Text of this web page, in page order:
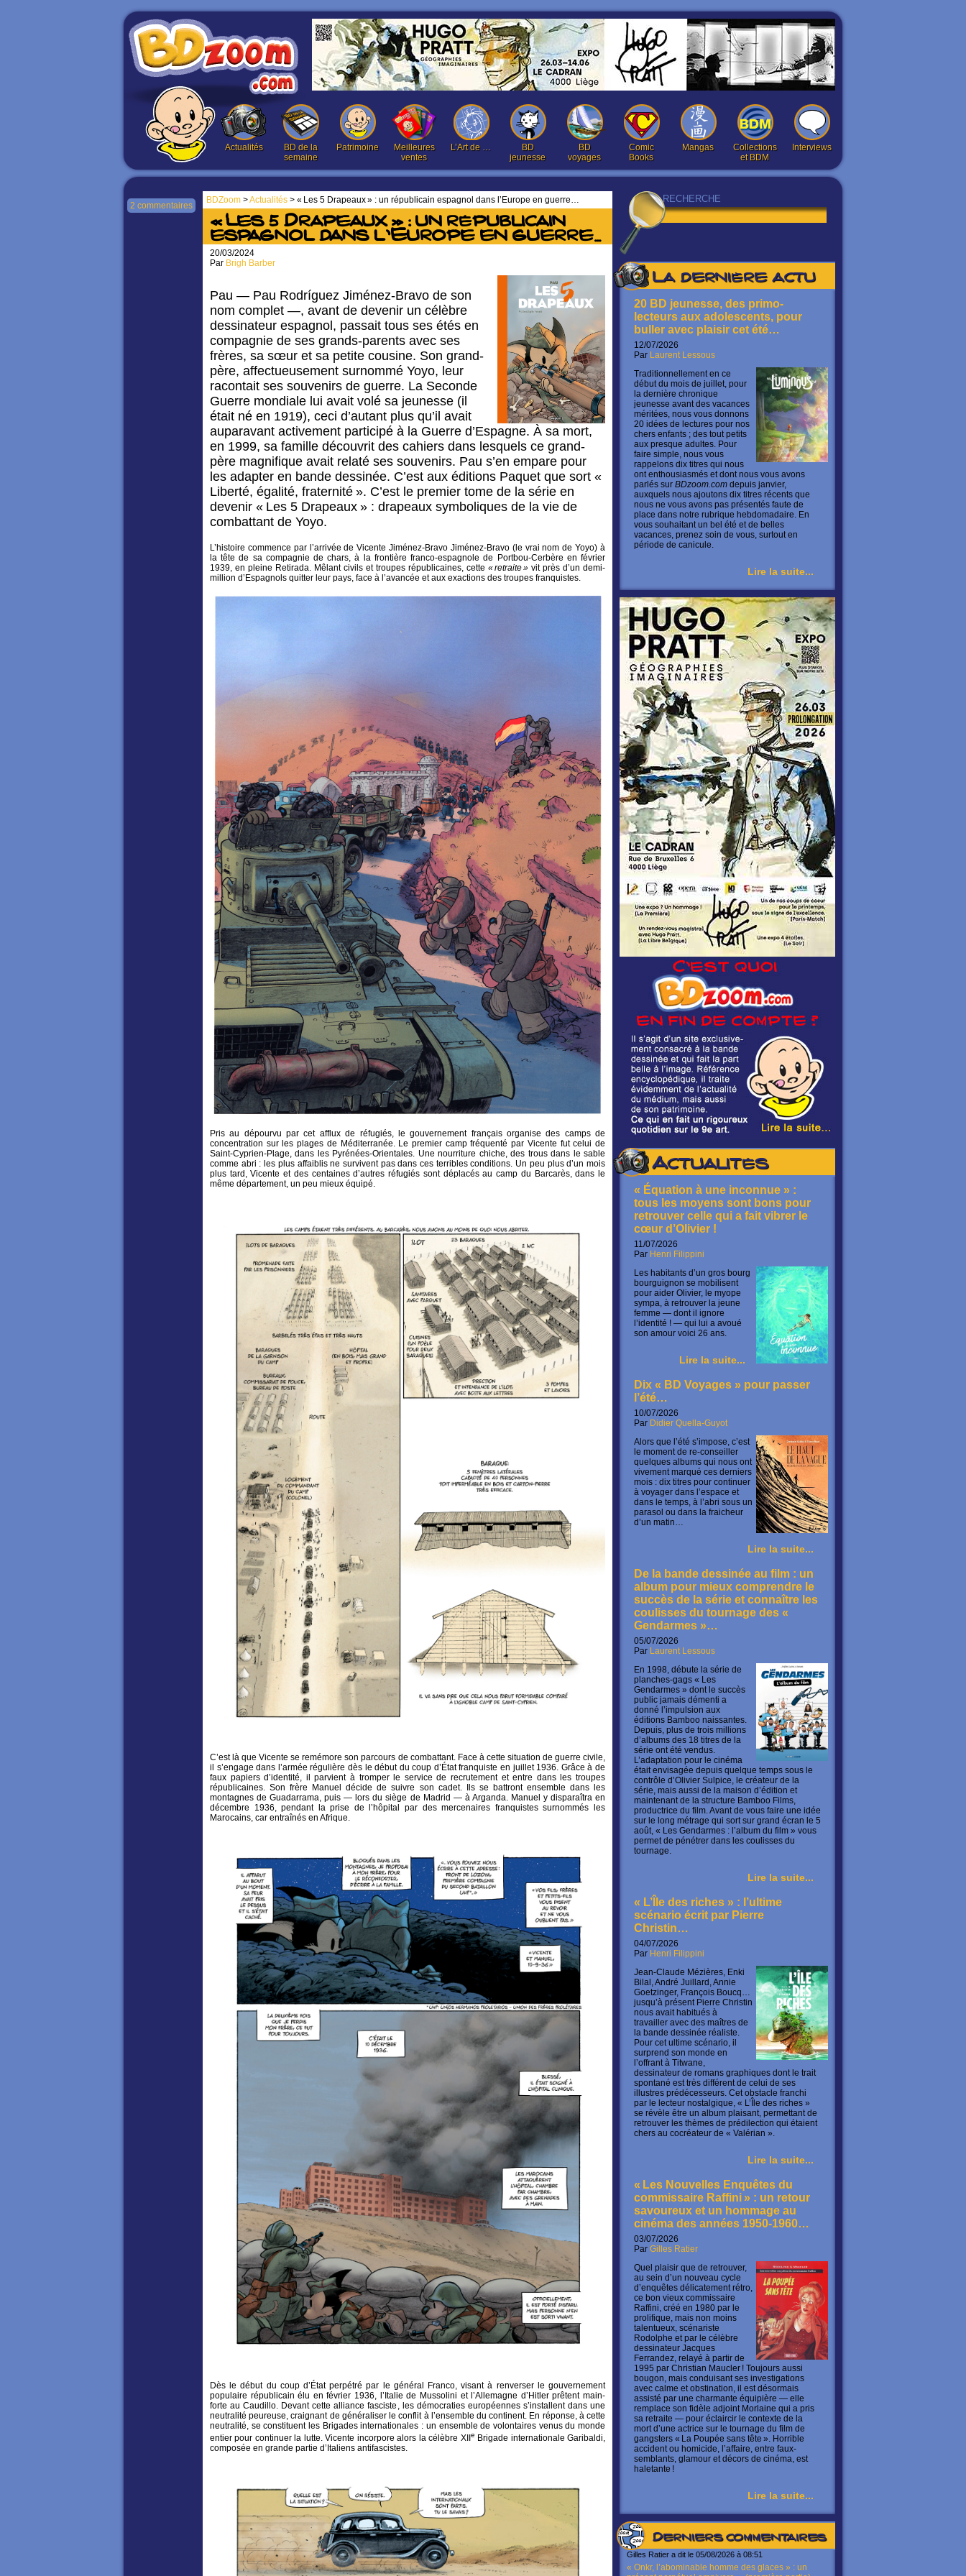
Actualités
BD de la
semaine
Patrimoine
Meilleures
ventes
L’Art de …
BD
jeunesse
BD
voyages
Comic
Books
Mangas
Collections
et BDM
Interviews
La dernière actu
20 BD jeunesse, des primo-
lecteurs aux adolescents, pour
buller avec plaisir cet été…
12/07/2026
Par Laurent Lessous
Traditionnellement en ce
début du mois de juillet, pour
la dernière chronique
jeunesse avant des vacances
méritées, nous vous donnons
20 idées de lectures pour nos
chers enfants ; des tout petits
aux presque adultes. Pour
faire simple, nous vous
rappelons dix titres qui nous
ont enthousiasmés et dont nous vous avons
parlés sur BDzoom.com depuis janvier,
auxquels nous ajoutons dix titres récents que
nous ne vous avons pas présentés faute de
place dans notre rubrique hebdomadaire. En
vous souhaitant un bel été et de belles
vacances, prenez soin de vous, surtout en
période de canicule.
Lire la suite...
Actualités
« Équation à une inconnue » :
tous les moyens sont bons pour
retrouver celle qui a fait vibrer le
cœur d’Olivier !
11/07/2026
Par Henri Filippini
Les habitants d’un gros bourg
bourguignon se mobilisent
pour aider Olivier, le myope
sympa, à retrouver la jeune
femme — dont il ignore
l’identité ! — qui lui a avoué
son amour voici 26 ans.
Lire la suite...
Dix « BD Voyages » pour passer
l’été…
10/07/2026
Par Didier Quella-Guyot
Alors que l’été s’impose, c’est
le moment de re-conseiller
quelques albums qui nous ont
vivement marqué ces derniers
mois : dix titres pour continuer
à voyager dans l’espace et
dans le temps, à l’abri sous un
parasol ou dans la fraicheur
d’un matin…
Lire la suite...
De la bande dessinée au film : un
album pour mieux comprendre le
succès de la série et connaître les
coulisses du tournage des «
Gendarmes »…
05/07/2026
Par Laurent Lessous
En 1998, débute la série de
planches-gags « Les
Gendarmes » dont le succès
public jamais démenti a
donné l’impulsion aux
éditions Bamboo naissantes.
Depuis, plus de trois millions
d’albums des 18 titres de la
série ont été vendus.
L’adaptation pour le cinéma
était envisagée depuis quelque temps sous le
contrôle d’Olivier Sulpice, le créateur de la
série, mais aussi de la maison d’édition et
maintenant de la structure Bamboo Films,
productrice du film. Avant de vous faire une idée
sur le long métrage qui sort sur grand écran le 5
août, « Les Gendarmes : l’album du film » vous
permet de pénétrer dans les coulisses du
tournage.
Lire la suite...
« L’Île des riches » : l’ultime
scénario écrit par Pierre
Christin…
04/07/2026
Par Henri Filippini
Jean-Claude Mézières, Enki
Bilal, André Juillard, Annie
Goetzinger, François Boucq…
jusqu’à présent Pierre Christin
nous avait habitués à
travailler avec des maîtres de
la bande dessinée réaliste.
Pour cet ultime scénario, il
surprend son monde en
l’offrant à Titwane,
dessinateur de romans graphiques dont le trait
spontané est très différent de celui de ses
illustres prédécesseurs. Cet obstacle franchi
par le lecteur nostalgique, « L’Île des riches »
se révèle être un album plaisant, permettant de
retrouver les thèmes de prédilection qui étaient
chers au cocréateur de « Valérian ».
Lire la suite...
« Les Nouvelles Enquêtes du
commissaire Raffini » : un retour
savoureux et un hommage au
cinéma des années 1950-1960…
03/07/2026
Par Gilles Ratier
Quel plaisir que de retrouver,
au sein d’un nouveau cycle
d’enquêtes délicatement rétro,
ce bon vieux commissaire
Raffini, créé en 1980 par le
prolifique, mais non moins
talentueux, scénariste
Rodolphe et par le célèbre
dessinateur Jacques
Ferrandez, relayé à partir de
1995 par Christian Maucler ! Toujours aussi
bougon, mais conduisant ses investigations
avec calme et obstination, il est désormais
assisté par une charmante équipière — elle
remplace son fidèle adjoint Morlaine qui a pris
sa retraite — pour éclaircir le contexte de la
mort d’une actrice sur le tournage du film de
gangsters « La Poupée sans tête ». Horrible
accident ou homicide, l’affaire, entre faux-
semblants, glamour et décors de cinéma, est
haletante !
Lire la suite...
Derniers commentaires
Gilles Ratier a dit le 05/08/2026 à 08:51
« Onkr, l’abominable homme des glaces » : un
BDZoom >Actualités > « Les 5 Drapeaux » : un républicain espagnol dans l’Europe en guerre…
2 commentaires
« Les 5 Drapeaux » : un républicain
espagnol dans l’Europe en guerre…
20/03/2024
Par Brigh Barber
Pau — Pau Rodríguez Jiménez-Bravo de son
nom complet —, avant de devenir un célèbre
dessinateur espagnol, passait tous ses étés en
compagnie de ses grands-parents avec ses
frères, sa sœur et sa petite cousine. Son grand-
père, affectueusement surnommé Yoyo, leur
racontait ses souvenirs de guerre. La Seconde
Guerre mondiale lui avait volé sa jeunesse (il
était né en 1919), ceci d’autant plus qu’il avait
auparavant activement participé à la Guerre d’Espagne. À sa mort,
en 1999, sa famille découvrit des cahiers dans lesquels ce grand-
père magnifique avait relaté ses souvenirs. Pau s’en empare pour
les adapter en bande dessinée. C’est aux éditions Paquet que sort «
Liberté, égalité, fraternité ». C’est le premier tome de la série en
devenir « Les 5 Drapeaux » : drapeaux symboliques de la vie de
combattant de Yoyo.
L’histoire commence par l’arrivée de Vicente Jiménez-Bravo Jiménez-Bravo (le vrai nom de Yoyo) à
la tête de sa compagnie de chars, à la frontière franco-espagnole de Portbou-Cerbère en février
1939, en pleine Retirada. Mêlant civils et troupes républicaines, cette « retraite » vit près d’un demi-
million d’Espagnols quitter leur pays, face à l’avancée et aux exactions des troupes franquistes.
Pris au dépourvu par cet afflux de réfugiés, le gouvernement français organise des camps de
concentration sur les plages de Méditerranée. Le premier camp fréquenté par Vicente fut celui de
Saint-Cyprien-Plage, dans les Pyrénées-Orientales. Une nourriture chiche, des trous dans le sable
comme abri : les plus affaiblis ne survivent pas dans ces terribles conditions. Un peu plus d’un mois
plus tard, Vicente et des centaines d’autres réfugiés sont déplacés au camp du Barcarès, dans le
même département, un peu mieux équipé.
C’est là que Vicente se remémore son parcours de combattant. Face à cette situation de guerre civile,
il s’engage dans l’armée régulière dès le début du coup d’État franquiste en juillet 1936. Grâce à de
faux papiers d’identité, il parvient à tromper le service de recrutement et entre dans les troupes
républicaines. Son frère Manuel décide de suivre son cadet. Ils se battront ensemble dans les
montagnes de Guadarrama, puis — lors du siège de Madrid — à Arganda. Manuel y disparaîtra en
décembre 1936, pendant la prise de l’hôpital par des mercenaires franquistes surnommés les
Marocains, car entraînés en Afrique.
Dès le début du coup d’État perpétré par le général Franco, visant à renverser le gouvernement
populaire républicain élu en février 1936, l’Italie de Mussolini et l’Allemagne d’Hitler prêtent main-
forte au Caudillo. Devant cette alliance fasciste, les démocraties européennes s’installent dans une
neutralité peureuse, craignant de généraliser le conflit à l’ensemble du continent. En réponse, à cette
neutralité, se constituent les Brigades internationales : un ensemble de volontaires venus du monde
entier pour continuer la lutte. Vicente incorpore alors la célèbre XIIe Brigade internationale Garibaldi,
composée en grande partie d’Italiens antifascistes.